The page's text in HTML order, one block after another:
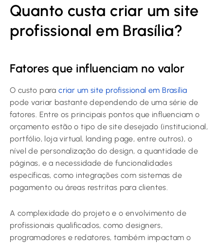
Quanto custa criar um site
profissional em Brasília?
Fatores que influenciam no valor
O custo paracriar um site profissional em Brasília
pode variar bastante dependendo de uma série de
fatores. Entre os principais pontos que influenciam o
orçamento estão o tipo de site desejado (institucional,
portfólio, loja virtual, landing page, entre outros), o
nível de personalização do design, a quantidade de
páginas, e a necessidade de funcionalidades
específicas, como integrações com sistemas de
pagamento ou áreas restritas para clientes.
A complexidade do projeto e o envolvimento de
profissionais qualificados, como designers,
programadores e redatores, também impactam o